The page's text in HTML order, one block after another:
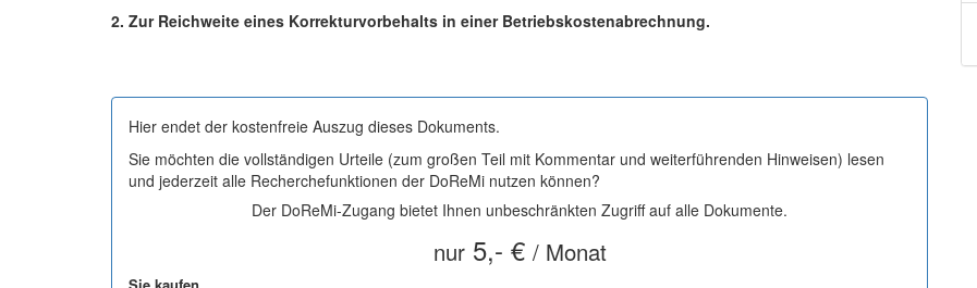
2. Zur Reichweite eines Korrekturvorbehalts in einer Betriebskostenabrechnung.
Hier endet der kostenfreie Auszug dieses Dokuments.
Sie möchten die vollständigen Urteile (zum großen Teil mit Kommentar und weiterführenden Hinweisen) lesen
und jederzeit alle Recherchefunktionen der DoReMi nutzen können?
Der DoReMi-Zugang bietet Ihnen unbeschränkten Zugriff auf alle Dokumente.
nur5,- € / Monat